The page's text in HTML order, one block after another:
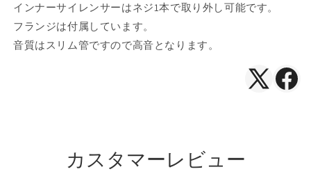
インナーサイレンサーはネジ1本で取り外し可能です。
フランジは付属しています。
音質はスリム管ですので高音となります。
X（Twitter
カスタマーレビュー